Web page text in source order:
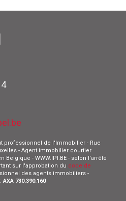
professionnel de l'Immobilier - Rue
- Agent immobilier courtier
Belgique - WWW.IPI.BE - selon l'arrêté
sur l'approbation du code de
des agents immobiliers -
:AXA 730.390.160